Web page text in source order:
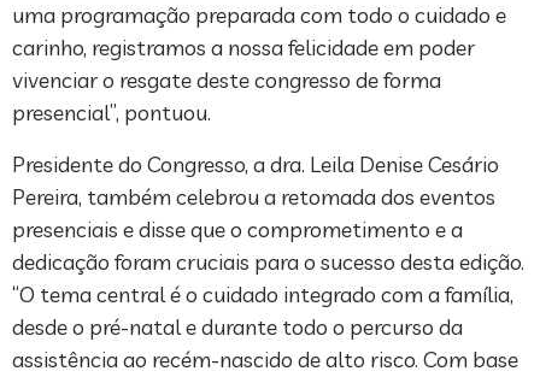
uma programação preparada com todo o cuidado e
carinho, registramos a nossa felicidade em poder
vivenciar o resgate deste congresso de forma
presencial”, pontuou.
Presidente do Congresso, a dra. Leila Denise Cesário
Pereira, também celebrou a retomada dos eventos
presenciais e disse que o comprometimento e a
dedicação foram cruciais para o sucesso desta edição.
“O tema central é o cuidado integrado com a família,
desde o pré-natal e durante todo o percurso da
assistência ao recém-nascido de alto risco. Com base